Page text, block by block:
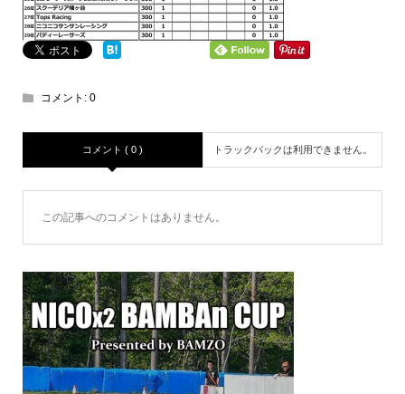
コメント: 0
コメント ( 0 ) トラックバックは利用できません。
この記事へのコメントはありません。